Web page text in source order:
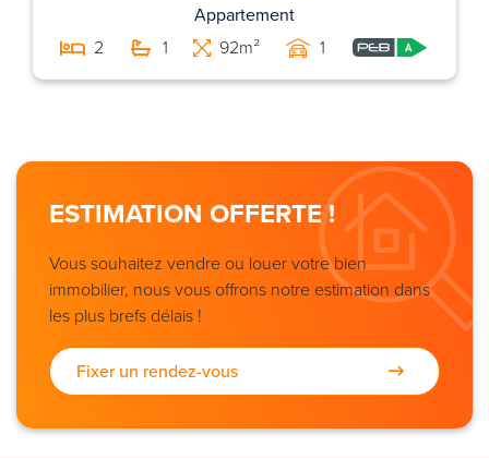
Appartement
2
1 92m² 1
ESTIMATION OFFERTE !
Vous souhaitez vendre ou louer votre bien
immobilier, nous vous offrons notre estimation dans
les plus brefs délais !
Fixer un rendez-vous